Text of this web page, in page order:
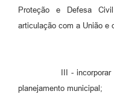
Proteção e Defesa
articulação com a União e
III - incorporar as
planejamento municipal;